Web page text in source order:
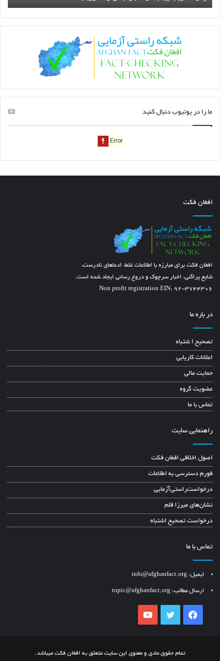
ما را در یوتیوب دنبال کنید
افغان فکت
افغان فکت برای مبارزه با اطلاعات غلط، ادعاهای نادرست،
شایع پراگنی، اخبار سرچوک و دروغ رسانی ایجاد شده است.
Non profit registration EIN: 92-3744306
در باره ما
تصحیح ا شتباه
اعلانات کاریابی
حمایت مالی
عضویت گروه
تماس با ما
راهنمایی سایت
اصول اخلاقی افغان فکت
فورم دسترسی به اطلاعات
درخواست‌راستی‌آزمایی
نشان‌های میرزا قلم
درخواست تصحیح اشتباه
تماس با ما
ایمیل: info@afghanfact.org
ارسال مطالب: topic@afghanfact.org
Facebook
Twitter
YouTube
تمام حقوق مادی و معنوی این سایت متعلق به افغان فکت میباشد.